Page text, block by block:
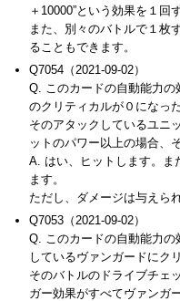
＋10000”という効果を１回
また、別々のバトルで１枚
ることもできます。
Q7054（2021-09-02）
Q. このカードの自動能力の
のクリティカルが０になっ
そのアタックしているユニ
ットのパワー以上の場合、
A. はい、ヒットします。ま
ます。
ただし、ダメージは与えら
Q7053（2021-09-02）
Q. このカードの自動能力の
しているヴァンガードにク
そのバトルのドライブチェ
ガー効果がすべてヴァンガ